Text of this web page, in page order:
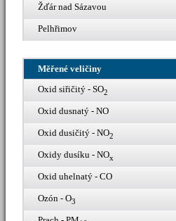
Žďár nad Sázavou
Pelhřimov
Měřené veličiny
Oxid siřičitý - SO2
Oxid dusnatý - NO
Oxid dusičitý - NO2
Oxidy dusíku - NOx
Oxid uhelnatý - CO
Ozón - O3